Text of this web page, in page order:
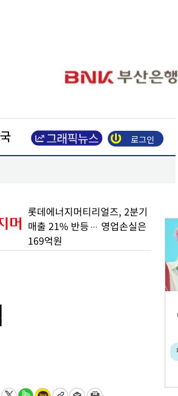
로그인
롯데에너지머티리얼즈, 2분기
매출 21% 반등… 영업손실은
169억원